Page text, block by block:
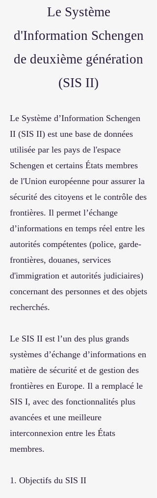
Le Système
d'Information Schengen
de deuxième génération
(SIS II)
Le Système d’Information Schengen
II (SIS II) est une base de données
utilisée par les pays de l'espace
Schengen et certains États membres
de l'Union européenne pour assurer la
sécurité des citoyens et le contrôle des
frontières. Il permet l’échange
d’informations en temps réel entre les
autorités compétentes (police, garde-
frontières, douanes, services
d'immigration et autorités judiciaires)
concernant des personnes et des objets
recherchés.
Le SIS II est l’un des plus grands
systèmes d’échange d’informations en
matière de sécurité et de gestion des
frontières en Europe. Il a remplacé le
SIS I, avec des fonctionnalités plus
avancées et une meilleure
interconnexion entre les États
membres.
1. Objectifs du SIS II